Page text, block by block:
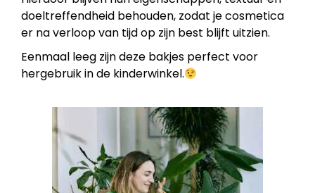
doeltreffendheid behouden, zodat je cosmetica
er na verloop van tijd op zijn best blijft uitzien.
Eenmaal leeg zijn deze bakjes perfect voor
hergebruik in de kinderwinkel.